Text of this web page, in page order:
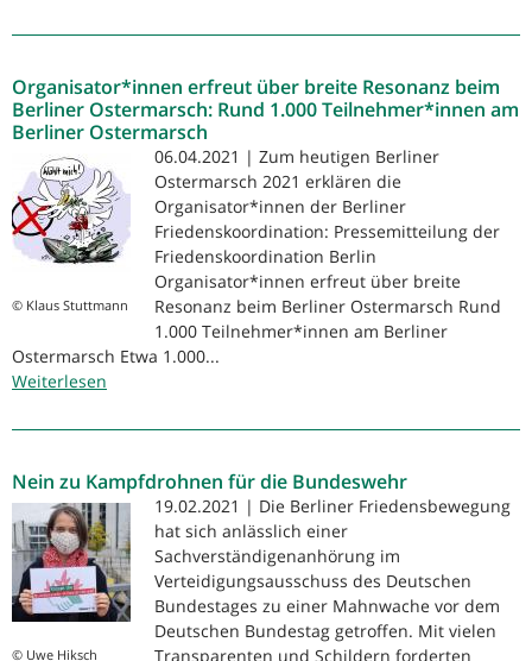
Teilnehmer*innen
Ostermarsch
Organisator*innen erfreut über breite Resonanz beim
Berliner Ostermarsch: Rund 1.000 Teilnehmer*innen am
Berliner Ostermarsch
© Klaus Stuttmann
06.04.2021 | Zum heutigen Berliner
Ostermarsch 2021 erklären die
Organisator*innen der Berliner
Friedenskoordination: Pressemitteilung der
Friedenskoordination Berlin
Organisator*innen erfreut über breite
Resonanz beim Berliner Ostermarsch Rund
1.000 Teilnehmer*innen am Berliner
Ostermarsch Etwa 1.000...
Weiterlesen
erfreut
breite
Resonanz
beim
Berliner
Ostermarsch:
Rund
Teilnehmer*innen
Nein zu Kampfdrohnen für die Bundeswehr
© Uwe Hiksch
19.02.2021 | Die Berliner Friedensbewegung
hat sich anlässlich einer
Sachverständigenanhörung im
Verteidigungsausschuss des Deutschen
Bundestages zu einer Mahnwache vor dem
Deutschen Bundestag getroffen. Mit vielen
Transparenten und Schildern forderten